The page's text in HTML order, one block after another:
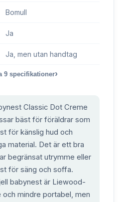
Bomull
Ja
Ja, men utan handtag
9specifikationer›
Classic Dot Creme
bäst för föräldrar som
för känslig hud och
material. Det är ett bra
begränsat utrymme eller
för säng och soffa.
babynest är Liewood-
och mindre portabel, men